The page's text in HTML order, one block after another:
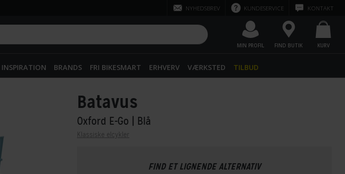
NYHEDSBREV KUNDESERVICE KONTAKT
MIN PROFIL FIND BUTIK KURV
INSPIRATION BRANDS FRI BIKESMART ERHVERV VÆRKSTED TILBUD
Batavus
Oxford E-Go | Blå
Klassiske elcykler
FIND ET LIGNENDE ALTERNATIV